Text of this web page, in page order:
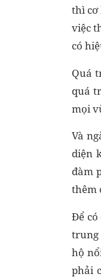
thì cơ
việc
có
Quá
quá
mọi
Và
diện
đàm
thêm
Để
trung
hộ
phải